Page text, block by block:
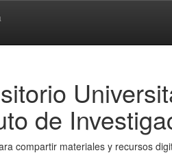
de
compartir materiales y recursos